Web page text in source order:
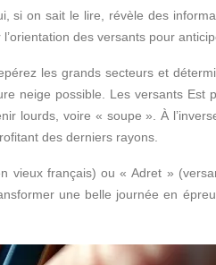
si on sait le lire, révèle des
des versants pour
les grands secteurs et
neige possible. Les versants Est
lourds, voire « soupe ». À
des derniers rayons.
vieux français) ou « Adret »
une belle journée en